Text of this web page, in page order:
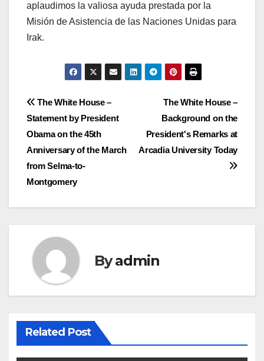
aplaudimos la valiosa ayuda prestada por la
Misión de Asistencia de las Naciones Unidas para
Irak.
Post
navigation
The White House –
Background on the
President's Remarks at
Arcadia University Today
The White House –
Statement by President
Obama on the 45th
Anniversary of the March
from Selma-to-
Montgomery
Byadmin
Related Post